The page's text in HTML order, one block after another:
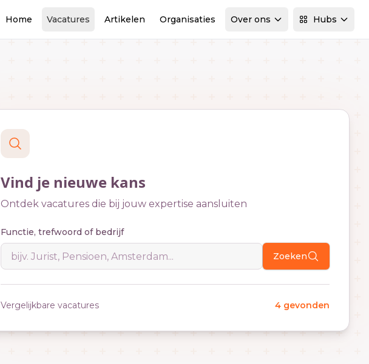
Home Vacatures Artikelen Organisaties Over ons Hubs
Vind je nieuwe kans
Ontdek vacatures die bij jouw expertise aansluiten
Functie, trefwoord of bedrijf
Zoeken
Vergelijkbare vacatures 4 gevonden